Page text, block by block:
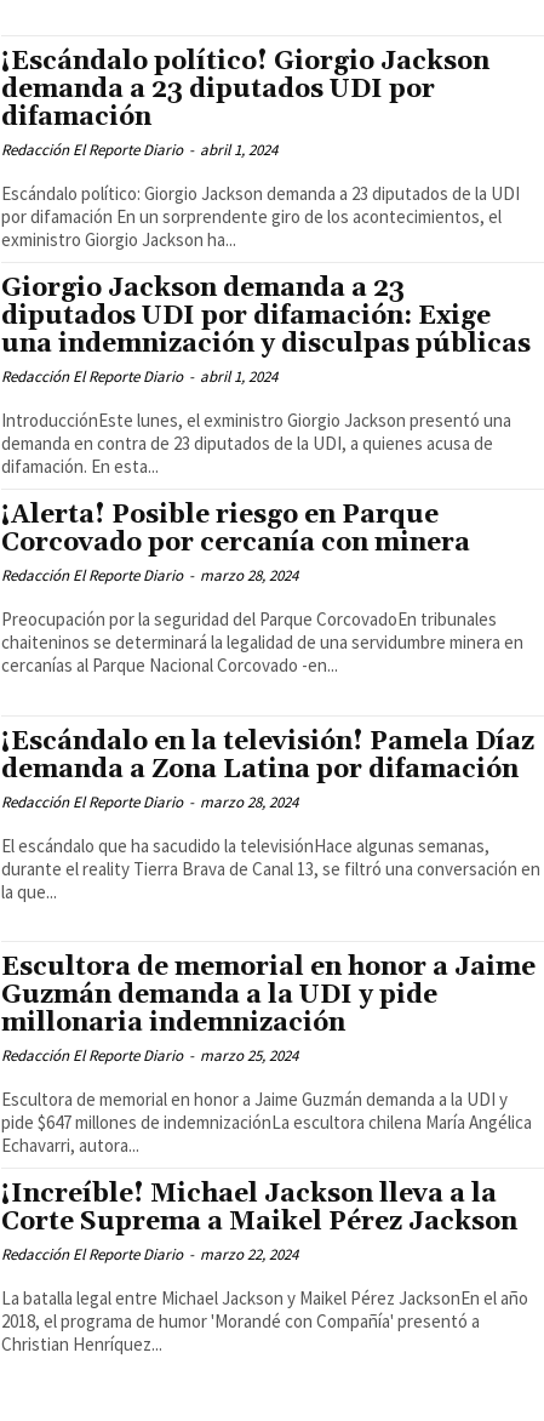
¡Escándalo político! Giorgio Jackson
demanda a 23 diputados UDI por
difamación
Redacción El Reporte Diario - abril 1, 2024
Escándalo político: Giorgio Jackson demanda a 23 diputados de la UDI
por difamación En un sorprendente giro de los acontecimientos, el
exministro Giorgio Jackson ha...
Giorgio Jackson demanda a 23
diputados UDI por difamación: Exige
una indemnización y disculpas públicas
Redacción El Reporte Diario - abril 1, 2024
IntroducciónEste lunes, el exministro Giorgio Jackson presentó una
demanda en contra de 23 diputados de la UDI, a quienes acusa de
difamación. En esta...
¡Alerta! Posible riesgo en Parque
Corcovado por cercanía con minera
Redacción El Reporte Diario - marzo 28, 2024
Preocupación por la seguridad del Parque CorcovadoEn tribunales
chaiteninos se determinará la legalidad de una servidumbre minera en
cercanías al Parque Nacional Corcovado -en...
¡Escándalo en la televisión! Pamela Díaz
demanda a Zona Latina por difamación
Redacción El Reporte Diario - marzo 28, 2024
El escándalo que ha sacudido la televisiónHace algunas semanas,
durante el reality Tierra Brava de Canal 13, se filtró una conversación en
la que...
Escultora de memorial en honor a Jaime
Guzmán demanda a la UDI y pide
millonaria indemnización
Redacción El Reporte Diario - marzo 25, 2024
Escultora de memorial en honor a Jaime Guzmán demanda a la UDI y
pide $647 millones de indemnizaciónLa escultora chilena María Angélica
Echavarri, autora...
¡Increíble! Michael Jackson lleva a la
Corte Suprema a Maikel Pérez Jackson
Redacción El Reporte Diario - marzo 22, 2024
La batalla legal entre Michael Jackson y Maikel Pérez JacksonEn el año
2018, el programa de humor 'Morandé con Compañía' presentó a
Christian Henríquez...